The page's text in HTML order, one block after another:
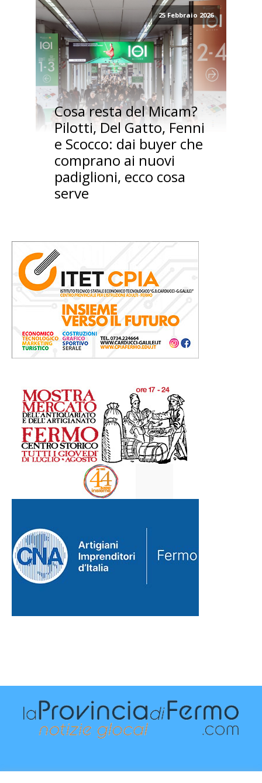
25 Febbraio 2026
Cosa resta del Micam?
Pilotti, Del Gatto, Fenni
e Scocco: dai buyer che
comprano ai nuovi
padiglioni, ecco cosa
serve